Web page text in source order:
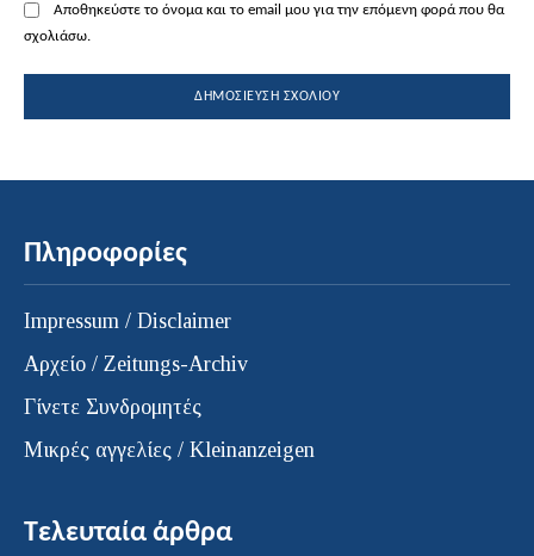
Αποθηκεύστε το όνομα και το email μου για την επόμενη φορά που θα
σχολιάσω.
Πληροφορίες
Impressum / Disclaimer
Αρχείο / Zeitungs-Archiv
Γίνετε Συνδρομητές
Μικρές αγγελίες / Kleinanzeigen
Τελευταία άρθρα